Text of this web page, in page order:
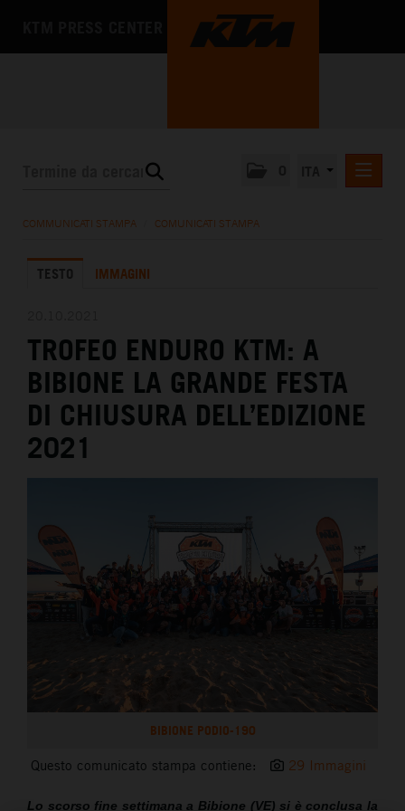
L'AZIENDA
COMMUNICATI STAMPA COMUNICATI STAMPA
TESTO IMMAGINI
TROFEO ENDURO KTM: A
BIBIONE LA GRANDE FESTA
DI CHIUSURA DELL’EDIZIONE
2021
BIBIONE PODIO-190
Questo comunicato stampa contiene: 29 Immagini
Lo scorso fine settimana a Bibione (VE) si è conclusa la